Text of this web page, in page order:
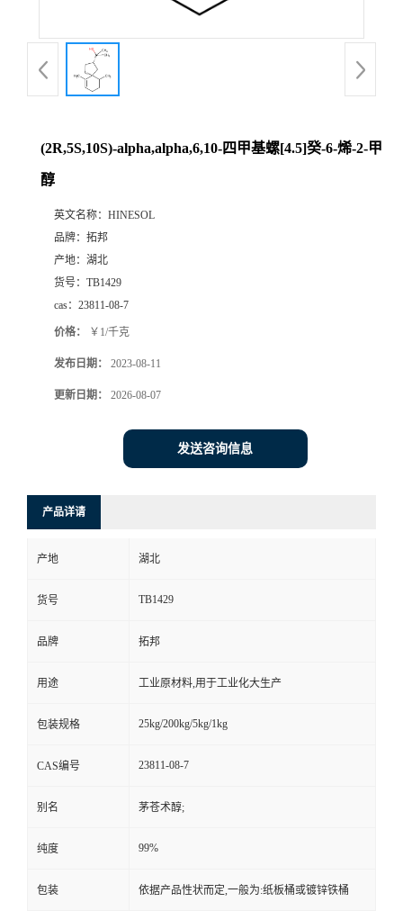
(2R,5S,10S)-alpha,alpha,6,10-四甲基螺[4.5]癸-6-烯-2-甲
醇
英文名称： HINESOL
品牌： 拓邦
产地： 湖北
货号： TB1429
cas： 23811-08-7
价格： ￥1/千克
发布日期： 2023-08-11
更新日期： 2026-08-07
发送咨询信息
产品详请
产地 湖北
货号 TB1429
品牌 拓邦
用途 工业原材料,用于工业化大生产
包装规格 25kg/200kg/5kg/1kg
CAS编号 23811-08-7
别名 茅苍术醇;
纯度 99%
包装 依据产品性状而定,一般为:纸板桶或镀锌铁桶